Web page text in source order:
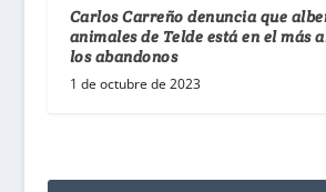
Carlos Carreño denuncia que
animales de Telde está en el más
los abandonos
1 de octubre de 2023